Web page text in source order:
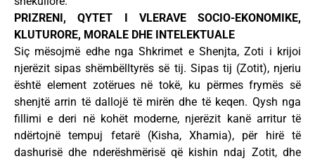
PRIZRENI, QYTET I VLERAVE SOCIO-EKONOMIKE,
KLUTURORE, MORALE DHE INTELEKTUALE
Siç mësojmë edhe nga Shkrimet e Shenjta, Zoti i krijoi
njerëzit sipas shëmbëlltyrës së tij. Sipas tij (Zotit), njeriu
është element zotërues në tokë, ku përmes frymës së
shenjtë arrin të dallojë të mirën dhe të keqen. Qysh nga
fillimi e deri në kohët moderne, njerëzit kanë arritur të
ndërtojnë tempuj fetarë (Kisha, Xhamia), për hirë të
dashurisë dhe nderëshmërisë që kishin ndaj Zotit, dhe